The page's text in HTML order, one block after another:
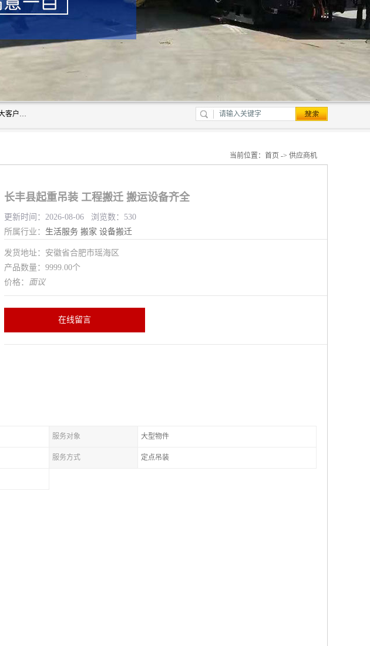
安徽信多多吊装搬运有限公司，主营吊装搬运,工厂搬迁，叉车出租，公司地址位于安徽合肥瑶海，致力于为广大客户提供优质的产品/服务，如果您对我公司的产品服务感兴趣，请联系[安徽信多多吊装搬运有限公司]，期待您的来电。
当前位置： 首页 -> 供应商机
长丰县起重吊装 工程搬迁 搬运设备齐全
更新时间：2026-08-06 浏览数：530
所属行业： 生活服务 搬家 设备搬迁
发货地址：安徽省合肥市瑶海区
产品数量：9999.00个
价格： 面议
在线留言
服务对象 大型物件
服务方式 定点吊装